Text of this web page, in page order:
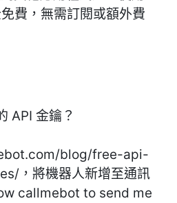
費，無需訂閱或額外費
API 金鑰？
blog/free-api-
，將機器人新增至通訊
callmebot to send me